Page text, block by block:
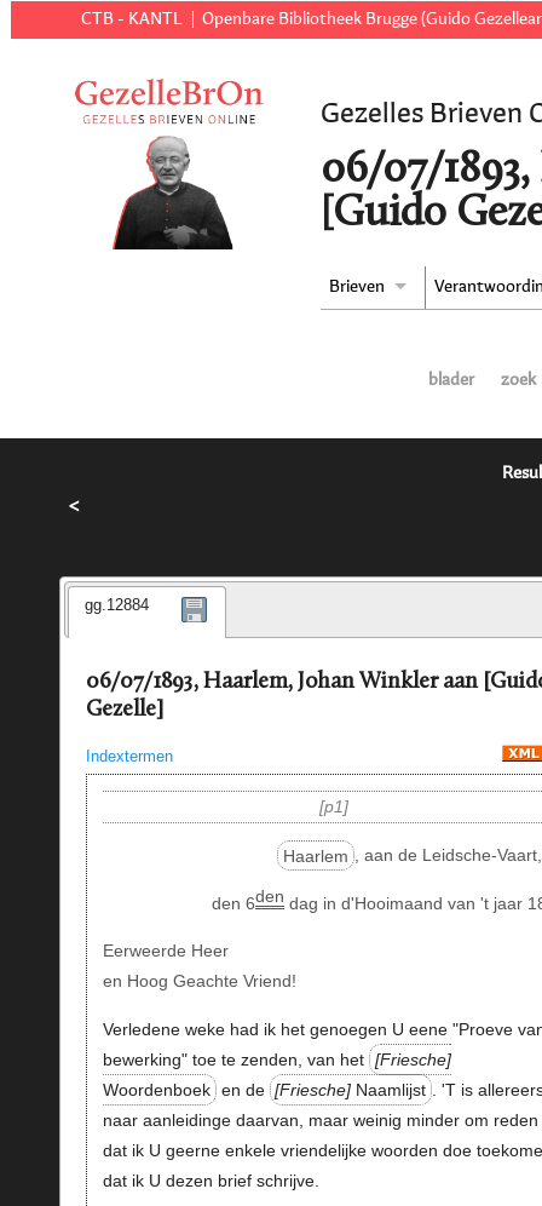
CTB - KANTL Openbare Bibliotheek Brugge (Guido
Gezelles Brieven
06/07/
[Guido
Brieven
blader zoek
<
gg.12884
06/07/1893, Haarlem, Johan Winkler aan
Gezelle]
Indextermen
p1
Haarlem , aan de Leidsche-
den 6dendag in d'Hooimaand van 't jaar
Eerweerde Heer
en Hoog Geachte Vriend!
Verledene weke had ik het genoegen U eene "Proeve
bewerking" toe te zenden, van het
Friesche
Woordenboek en de Friesche Naamlijst
. 'T is
naar aanleidinge daarvan, maar weinig minder om reden
dat ik U geerne enkele vriendelijke woorden doe
dat ik U dezen brief schrijve.